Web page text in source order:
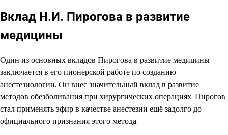
Вклад Н.И. Пирогова в развитие
медицины
Один из основных вкладов Пирогова в развитие медицины
заключается в его пионерской работе по созданию
анестезиологии. Он внес значительный вклад в развитие
методов обезболивания при хирургических операциях. Пирогов
стал применять эфир в качестве анестезии ещё задолго до
официального признания этого метода.